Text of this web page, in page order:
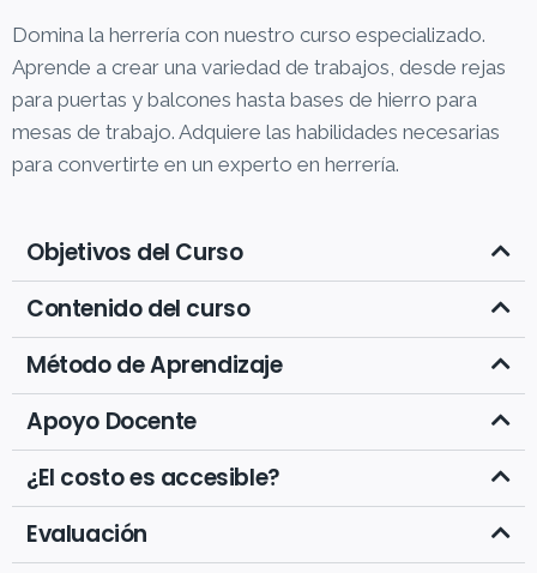
Domina la herrería con nuestro curso especializado.
Aprende a crear una variedad de trabajos, desde rejas
para puertas y balcones hasta bases de hierro para
mesas de trabajo. Adquiere las habilidades necesarias
para convertirte en un experto en herrería.
Objetivos del Curso
Contenido del curso
Método de Aprendizaje
Apoyo Docente
¿El costo es accesible?
Evaluación